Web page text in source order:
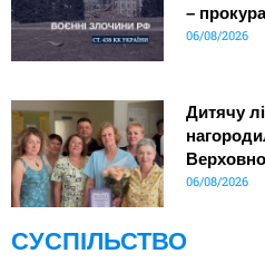
–
06/08/2026
Дитячу
06/08/2026
СУСПІЛЬСТВО